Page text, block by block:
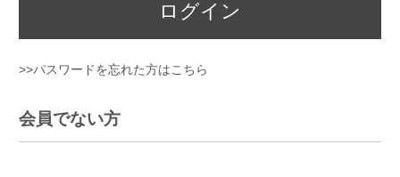
ログイン
>>パスワードを忘れた方はこちら
会員でない方